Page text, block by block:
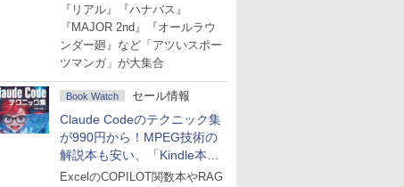
Amazonマンガ週末セール
『リアル』『ハナバス』
『MAJOR 2nd』『オールラウ
ンダー廻』など「アツいスポー
ツマンガ」が大集合
Book Watch セール情報
Claude Codeのテクニック集
が990円から！MPEG技術の
解説本も安い、「Kindle本サ
マーセール」第2弾開始！
ExcelのCOPILOT関数本やRAG